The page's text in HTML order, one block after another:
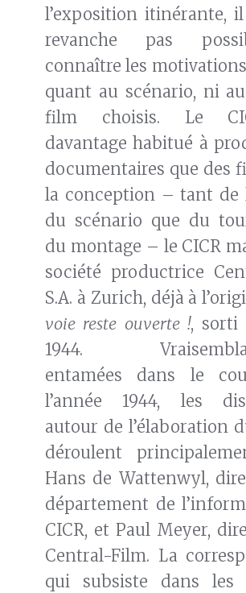
l’exposition itinérante, il
revanche pas
connaître les
quant au scénario, ni
film choisis. Le
davantage habitué à
documentaires que des
la conception – tant de
du scénario que du
du montage – le CICR
société productrice
S.A. à Zurich, déjà à
voie reste ouverte !, sorti
1944.
entamées dans le
l’année 1944, les
autour de l’élaboration
déroulent
Hans de Wattenwyl,
département de
CICR, et Paul Meyer,
Central-Film. La
qui subsiste dans les